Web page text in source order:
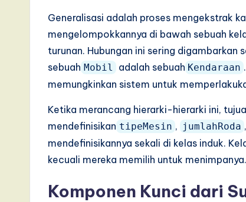
A
Generalisasi adalah proses mengekstrak
mengelompokkannya di bawah sebuah
turunan. Hubungan ini sering digambarkan
sebuah Mobil adalah sebuah Kendaraan
memungkinkan sistem untuk
Ketika merancang hierarki-hierarki ini,
mendefinisikan tipeMesin , jumlahRoda
mendefinisikannya sekali di kelas induk.
kecuali mereka memilih untuk menimpanya.
Komponen Kunci dari